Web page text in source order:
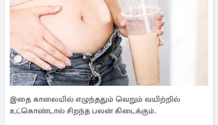
இதை காலையில் எழுந்ததும் வெறும் வயிற்றில்
உட்கொண்டால் சிறந்த பலன் கிடைக்கும்.